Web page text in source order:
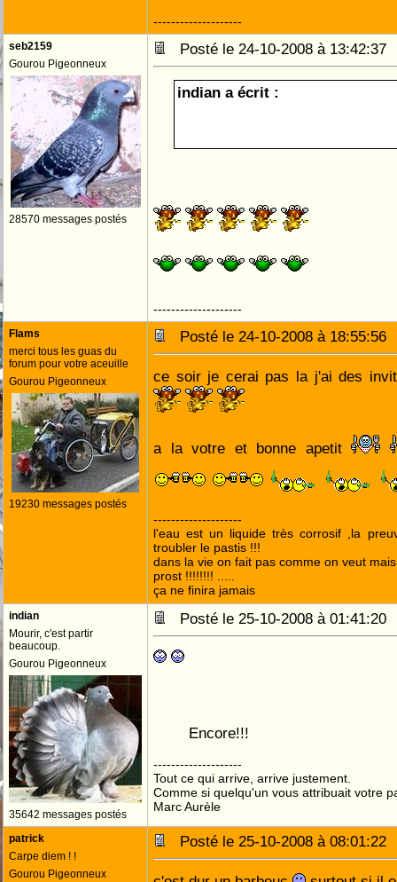
--------------------
seb2159
Gourou Pigeonneux
28570 messages postés
Posté le 24-10-2008 à
indian a écrit :
--------------------
Flams
merci tous les guas du
forum pour votre aceuille
Gourou Pigeonneux
19230 messages postés
Posté le 24-10-2008 à
ce soir je cerai pas la j'ai des
a la votre et bonne apetit
--------------------
l'eau est un liquide très corrosif ,la
troubler le pastis !!!
dans la vie on fait pas comme on veut
prost !!!!!!!! .....
ça ne finira jamais
indian
Mourir, c'est partir
beaucoup.
Gourou Pigeonneux
35642 messages postés
Posté le 25-10-2008 à
Encore!!!
--------------------
Tout ce qui arrive, arrive justement.
Comme si quelqu'un vous attribuait votre
Marc Aurèle
patrick
Carpe diem ! !
Gourou Pigeonneux
Posté le 25-10-2008 à